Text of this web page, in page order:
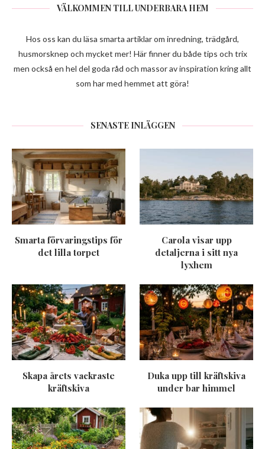
VÄLKOMMEN TILL UNDERBARA HEM
Hos oss kan du läsa smarta artiklar om inredning, trädgård,
husmorsknep och mycket mer! Här finner du både tips och trix
men också en hel del goda råd och massor av inspiration kring allt
som har med hemmet att göra!
SENASTE INLÄGGEN
Smarta förvaringstips för
det lilla torpet
Carola visar upp
detaljerna i sitt nya
lyxhem
Skapa årets vackraste
kräftskiva
Duka upp till kräftskiva
under bar himmel